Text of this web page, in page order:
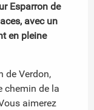
Esparron de
avec un
en pleine
de Verdon,
chemin de la
aimerez